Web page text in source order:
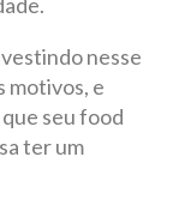
nesse
motivos, e
seu food
ter um